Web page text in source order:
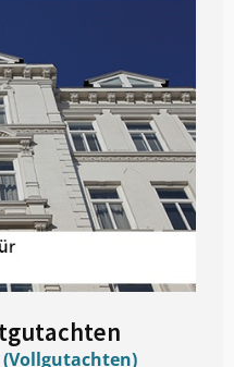
(Vollgutachten)